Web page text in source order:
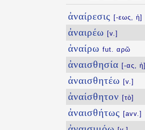
ἀναίρεσις [-εως, ἡ]
ἀναιρέω [v.]
ἀναίρω fut. αρῶ
ἀναισθησία [-ας, ἡ]
ἀναισθητέω [v.]
ἀναίσθητον [τὸ]
ἀναισθήτως [avv.]